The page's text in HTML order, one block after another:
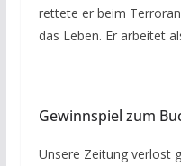
rettete er beim
das Leben. Er arbeitet
Gewinnspiel zum
Unsere Zeitung verlost